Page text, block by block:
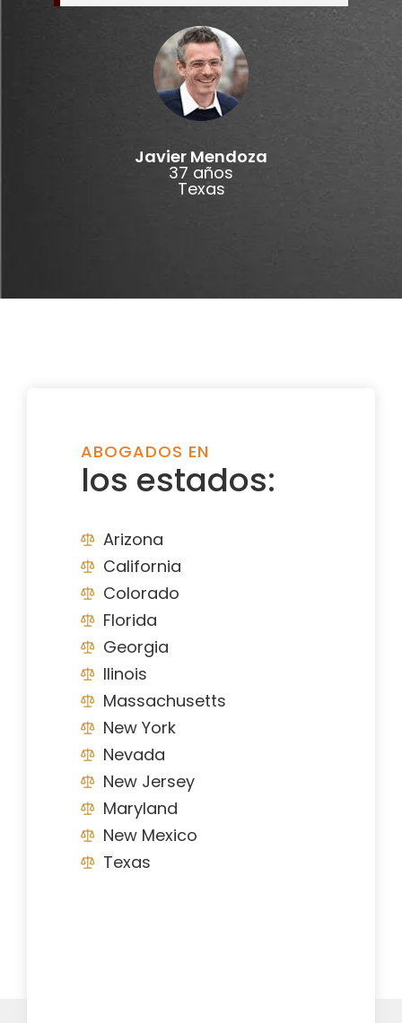
Javier Mendoza
37 años
Texas
ABOGADOS EN
los estados:
Arizona
California
Colorado
Florida
Georgia
Ilinois
Massachusetts
New York
Nevada
New Jersey
Maryland
New Mexico
Texas